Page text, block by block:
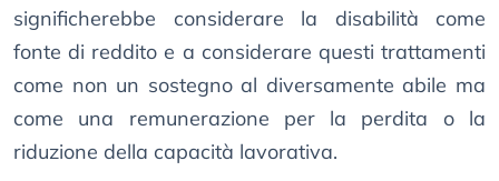
significherebbe considerare la disabilità come
fonte di reddito e a considerare questi trattamenti
come non un sostegno al diversamente abile ma
come una remunerazione per la perdita o la
riduzione della capacità lavorativa.